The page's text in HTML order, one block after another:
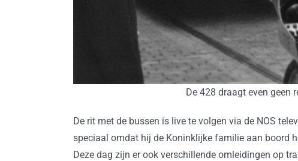
De 428 draagt even geen
De rit met de bussen is live te volgen via de NOS
speciaal omdat hij de Koninklijke familie aan boord
Deze dag zijn er ook verschillende omleidingen op